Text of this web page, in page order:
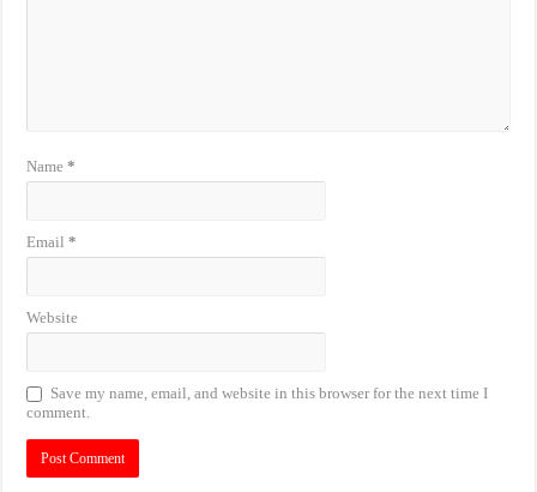
Name*
Email*
Website
Save my name, email, and website in this browser for the next time I
comment.